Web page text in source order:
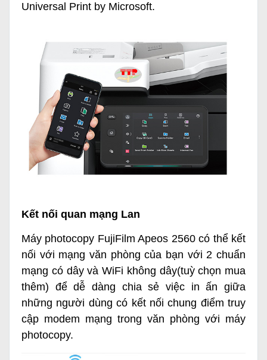
Universal Print by Microsoft.
Kết nối quan mạng Lan
Máy photocopy FujiFilm Apeos 2560 có thể kết
nối với mạng văn phòng của bạn với 2 chuẩn
mạng có dây và WiFi không dây(tuỳ chọn mua
thêm) để dễ dàng chia sẻ việc in ấn giữa
những người dùng có kết nối chung điểm truy
cập modem mạng trong văn phòng với máy
photocopy.